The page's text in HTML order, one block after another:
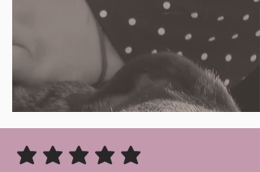
la note moyenne est 3 sur 5